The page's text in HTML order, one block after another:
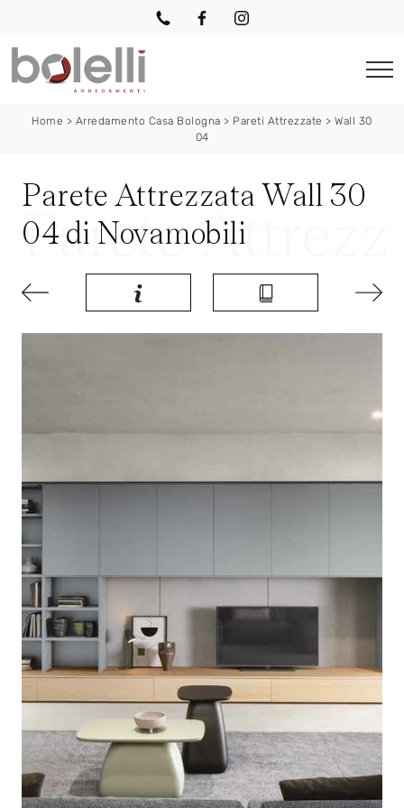
Home > Arredamento Casa Bologna > Pareti Attrezzate >Wall 30
04
Parete Attrezzata Wall 30
04 di Novamobili